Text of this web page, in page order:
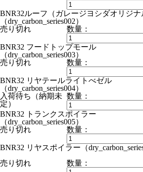
BNR32ルーフ（ガレージヨシダオリジナ
（dry_carbon_series002）
売り切れ
数量：
BNR32 フードトップモール
（dry_carbon_series003）
売り切れ
数量：
BNR32 リヤテールライトべゼル
（dry_carbon_series004）
入荷待ち（納期未
定）
数量：
BNR32 トランクスポイラー
（dry_carbon_series005）
売り切れ
数量：
BNR32 リヤスポイラー （
売り切れ
数量：